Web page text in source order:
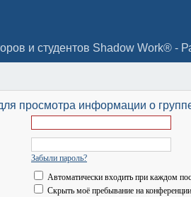
просмотра информации о
Забыли пароль?
Автоматически входить при каждом
Скрыть моё пребывание на